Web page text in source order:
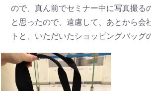
ので、真ん前でセミナー中に写真撮る
と思ったので、遠慮して、あとから会
トと、いただいたショッピングバッグ